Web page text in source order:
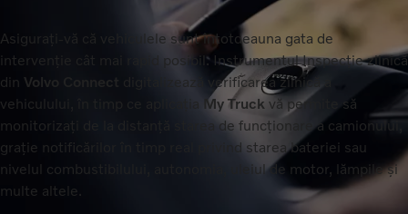
Asigurați-vă că vehiculele sunt întotdeauna gata de
intervenție cât mai rapid posibil. Instrumentul Inspecție zilnică
din Volvo Connect
digitalizează verificarea zilnică a
vehiculului, în timp ce aplicația
My Truck vă permite să
monitorizați de la distanță starea de funcționare a camionului,
grație notificărilor în timp real privind starea bateriei sau
nivelul combustibilului, autonomia, uleiul de motor, lămpile și
multe altele.